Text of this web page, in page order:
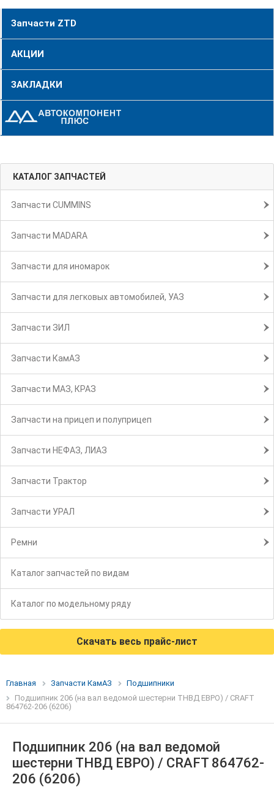
Запчасти ZTD
АКЦИИ
ЗАКЛАДКИ
КАТАЛОГ ЗАПЧАСТЕЙ
Запчасти CUMMINS
Запчасти MADARA
Запчасти для иномарок
Запчасти для легковых автомобилей, УАЗ
Запчасти ЗИЛ
Запчасти КамАЗ
Запчасти МАЗ, КРАЗ
Запчасти на прицеп и полуприцеп
Запчасти НЕФАЗ, ЛИАЗ
Запчасти Трактор
Запчасти УРАЛ
Ремни
Каталог запчастей по видам
Каталог по модельному ряду
Скачать весь прайс-лист
Главная Запчасти КамАЗ
Подшипники
Подшипник 206 (на вал ведомой шестерни ТНВД ЕВРО) / CRAFT
864762-206 (6206)
Подшипник 206 (на вал ведомой
шестерни ТНВД ЕВРО) / CRAFT 864762-
206 (6206)